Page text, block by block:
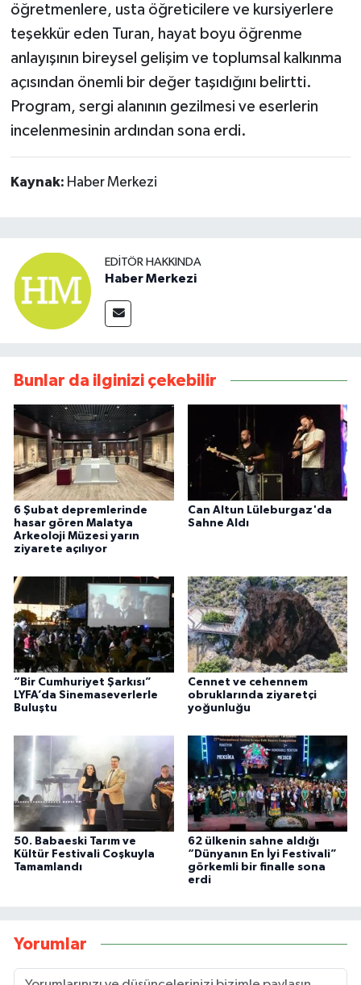
öğretmenlere, usta öğreticilere ve kursiyerlere
teşekkür eden Turan, hayat boyu öğrenme
anlayışının bireysel gelişim ve toplumsal kalkınma
açısından önemli bir değer taşıdığını belirtti.
Program, sergi alanının gezilmesi ve eserlerin
incelenmesinin ardından sona erdi.
Kaynak: Haber Merkezi
EDITÖR HAKKINDA
Haber Merkezi
Bunlar da ilginizi çekebilir
6 Şubat depremlerinde
hasar gören Malatya
Arkeoloji Müzesi yarın
ziyarete açılıyor
Can Altun Lüleburgaz'da
Sahne Aldı
“Bir Cumhuriyet Şarkısı”
LYFA’da Sinemaseverlerle
Buluştu
Cennet ve cehennem
obruklarında ziyaretçi
yoğunluğu
50. Babaeski Tarım ve
Kültür Festivali Coşkuyla
Tamamlandı
62 ülkenin sahne aldığı
“Dünyanın En İyi Festivali”
görkemli bir finalle sona
erdi
Yorumlar